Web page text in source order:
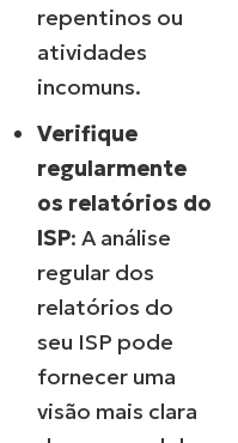
repentinos ou
atividades
incomuns.
Verifique
regularmente
os relatórios do
ISP: A análise
regular dos
relatórios do
seu ISP pode
fornecer uma
visão mais clara
14 dias
de cartão de